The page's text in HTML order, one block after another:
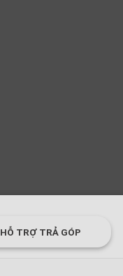
HỖ TRỢ TRẢ GÓP